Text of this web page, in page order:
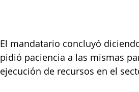
El mandatario concluyó
pidió paciencia a las mismas
ejecución de recursos en el